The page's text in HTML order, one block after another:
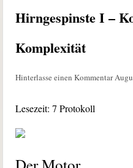
Hirngespinste I –
Komplexität
Hinterlasse einen Kommentar
Lesezeit:7 Protokoll